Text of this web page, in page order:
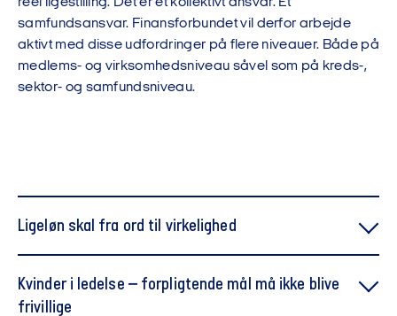
samfundsansvar. Finansforbundet vil derfor arbejde
aktivt med disse udfordringer på flere niveauer. Både på
medlems- og virksomhedsniveau såvel som på kreds-,
sektor- og samfundsniveau.
Ligeløn skal fra ord til virkelighed
Finansforbundet forventer, at en ny regering tager opgaven seriøst
og sikrer reel løngennemsigtighed. Vi er klar til at bidrage
Kvinder i ledelse – forpligtende mål må ikke blive
frivillige